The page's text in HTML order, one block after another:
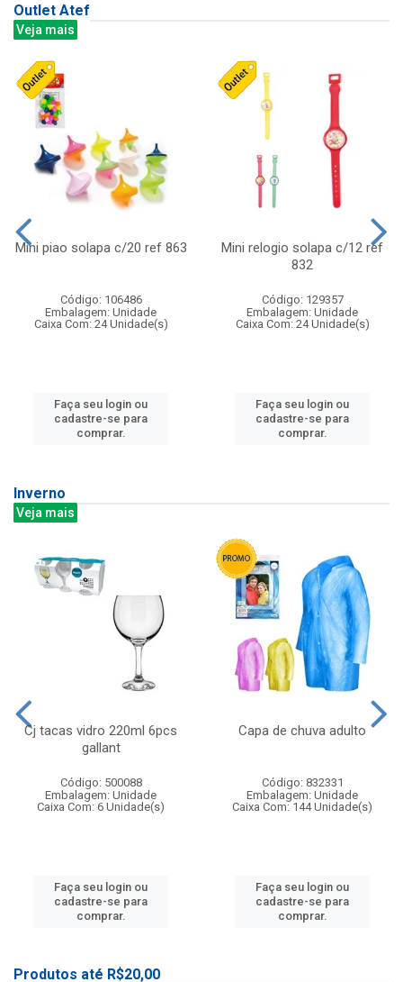
Outlet Atef
Veja mais
Mini piao solapa c/20 ref 863
Código: 106486
Embalagem: Unidade
Caixa Com: 24 Unidade(s)
Faça seu login ou
cadastre-se para
comprar.
Mini relogio solapa c/12 ref
832
Código: 129357
Embalagem: Unidade
Caixa Com: 24 Unidade(s)
Faça seu login ou
cadastre-se para
comprar.
Inverno
Veja mais
Cj tacas vidro 220ml 6pcs
gallant
Código: 500088
Embalagem: Unidade
Caixa Com: 6 Unidade(s)
Faça seu login ou
cadastre-se para
comprar.
Capa de chuva adulto
Código: 832331
Embalagem: Unidade
Caixa Com: 144 Unidade(s)
Faça seu login ou
cadastre-se para
comprar.
Produtos até R$20,00